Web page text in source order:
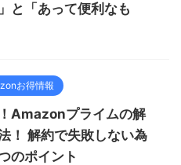
と「あって便利なも
お得情報
Amazonプライムの解
！ 解約で失敗しない為
のポイント